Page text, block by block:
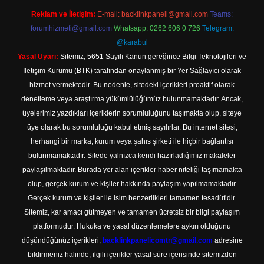
Reklam ve İletişim: E-mail: backlinkpaneli@gmail.com Teams:
forumhizmeti@gmail.com Whatsapp: 0262 606 0 726 Telegram:
@karabul
Yasal Uyarı: Sitemiz, 5651 Sayılı Kanun gereğince Bilgi Teknolojileri ve
İletişim Kurumu (BTK) tarafından onaylanmış bir Yer Sağlayıcı olarak
hizmet vermektedir. Bu nedenle, sitedeki içerikleri proaktif olarak
denetleme veya araştırma yükümlülüğümüz bulunmamaktadır. Ancak,
üyelerimiz yazdıkları içeriklerin sorumluluğunu taşımakta olup, siteye
üye olarak bu sorumluluğu kabul etmiş sayılırlar. Bu internet sitesi,
herhangi bir marka, kurum veya şahıs şirketi ile hiçbir bağlantısı
bulunmamaktadır. Sitede yalnızca kendi hazırladığımız makaleler
paylaşılmaktadır. Burada yer alan içerikler haber niteliği taşımamakta
olup, gerçek kurum ve kişiler hakkında paylaşım yapılmamaktadır.
Gerçek kurum ve kişiler ile isim benzerlikleri tamamen tesadüfidir.
Sitemiz, kar amacı gütmeyen ve tamamen ücretsiz bir bilgi paylaşım
platformudur. Hukuka ve yasal düzenlemelere aykırı olduğunu
düşündüğünüz içerikleri, backlinkpanelicomtr@gmail.com adresine
bildirmeniz halinde, ilgili içerikler yasal süre içerisinde sitemizden